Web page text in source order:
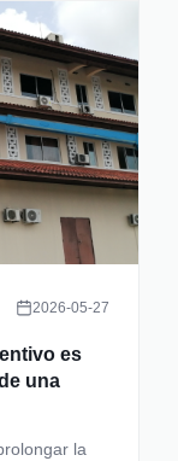
2026-05-27
es
una
la